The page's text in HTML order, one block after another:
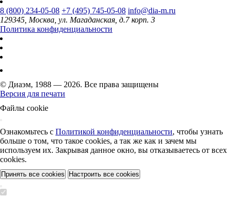
8 (800) 234-05-08 +7 (495) 745-05-08 info@dia-m.ru
129345, Москва, ул. Магаданская, д.7 корп. 3
Политика конфиденциальности
© Диаэм, 1988 — 2026. Все права защищены
Версия для печати
Файлы cookie
Ознакомьтесь с Политикой конфиденциальности, чтобы узнать
больше о том, что такое cookies, а так же как и зачем мы
используем их. Закрывая данное окно, вы отказываетесь от всех
cookies.
Принять все cookies Настроить все cookies